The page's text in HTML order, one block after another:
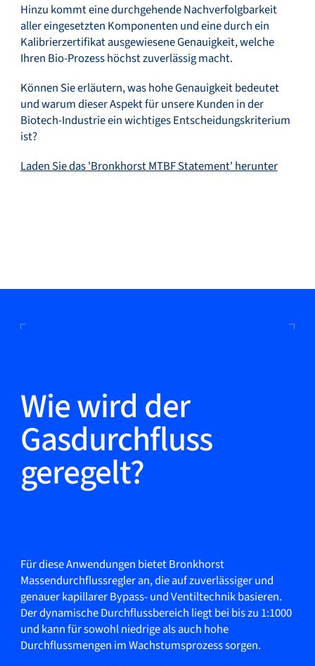
Hinzu kommt eine durchgehende Nachverfolgbarkeit
aller eingesetzten Komponenten und eine durch ein
Kalibrierzertifikat ausgewiesene Genauigkeit, welche
Ihren Bio-Prozess höchst zuverlässig macht.
Können Sie erläutern, was hohe Genauigkeit bedeutet
und warum dieser Aspekt für unsere Kunden in der
Biotech-Industrie ein wichtiges Entscheidungskriterium
ist?
Laden Sie das 'Bronkhorst MTBF Statement' herunter
Wie wird der
Gasdurchfluss
geregelt?
Für diese Anwendungen bietet Bronkhorst
Massendurchflussregler an, die auf zuverlässiger und
genauer kapillarer Bypass- und Ventiltechnik basieren.
Der dynamische Durchflussbereich liegt bei bis zu 1:1000
und kann für sowohl niedrige als auch hohe
Durchflussmengen im Wachstumsprozess sorgen.